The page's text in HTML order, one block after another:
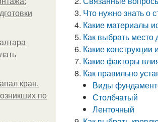
кран.
по
Что нужно знать о
Какие материалы
Как выбрать место
Какие конструкции
Какие факторы
Как правильно
Виды
Столбчатый
Ленточный